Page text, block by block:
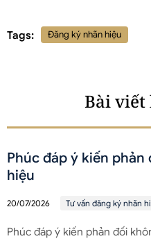
Tags: Đăng ký nhãn hiệu
Bài viết
Phúc đáp ý kiến
hiệu
20/07/2026 Tư vấn đăng ký nhãn
Phúc đáp ý kiến phản đối